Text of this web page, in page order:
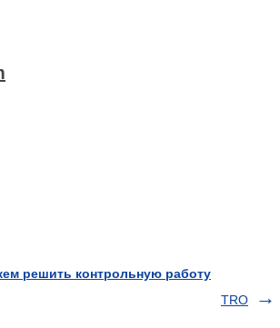
решить контрольную работу
TRO